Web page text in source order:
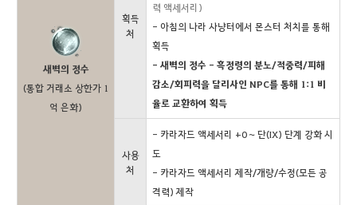
새벽의 정수
(통합 거래소 상한가 1
억 은화)
획득
처
력 액세서리)
- 아침의 나라 사냥터에서 몬스터 처치를 통해
획득
- 새벽의 정수 - 흑정령의 분노/적중력/피해
감소/회피력을 달리사인 NPC를 통해 1:1 비
율로 교환하여 획득
사용
처
- 카라자드 액세서리 +0 ~ 단(IX) 단계 강화 시
도
- 카라자드 액세서리 제작/개량/수정(모든 공
격력) 제작